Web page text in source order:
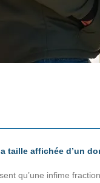
taille affichée d’un
qu’une infime